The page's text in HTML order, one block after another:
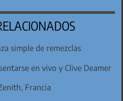
simple de remezclas
en vivo y Clive Deamer
Francia